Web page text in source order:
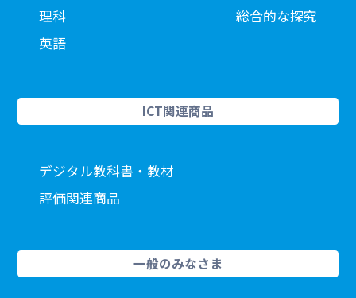
理科
英語
総合的な探究
ICT関連商品
デジタル教科書・教材
評価関連商品
一般のみなさま